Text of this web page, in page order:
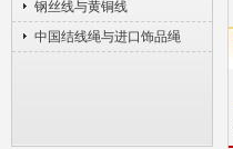
钢丝线与黄铜线
中国结线绳与进口饰品绳